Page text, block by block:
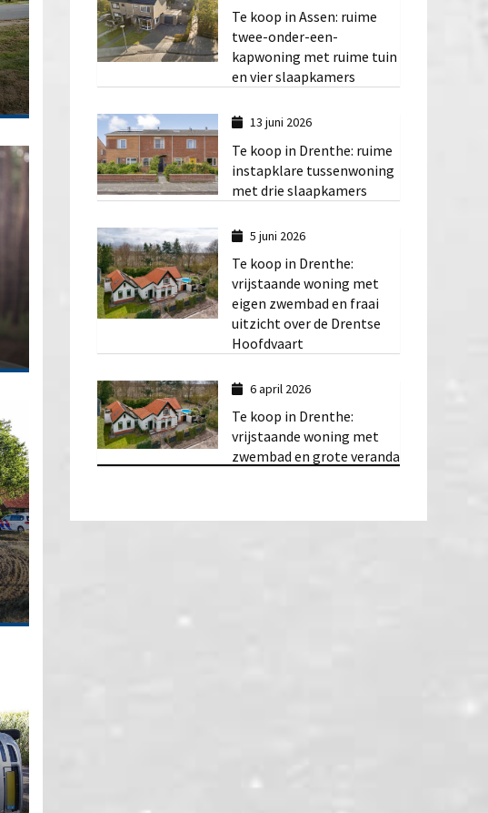
Te koop in Assen: ruime
twee-onder-een-
kapwoning met ruime tuin
en vier slaapkamers
13 juni 2026
Te koop in Drenthe: ruime
instapklare tussenwoning
met drie slaapkamers
5 juni 2026
Te koop in Drenthe:
vrijstaande woning met
eigen zwembad en fraai
uitzicht over de Drentse
Hoofdvaart
6 april 2026
Te koop in Drenthe:
vrijstaande woning met
zwembad en grote veranda